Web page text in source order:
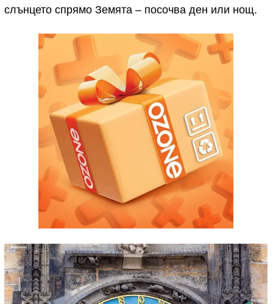
слънцето спрямо Земята – посочва ден или нощ.